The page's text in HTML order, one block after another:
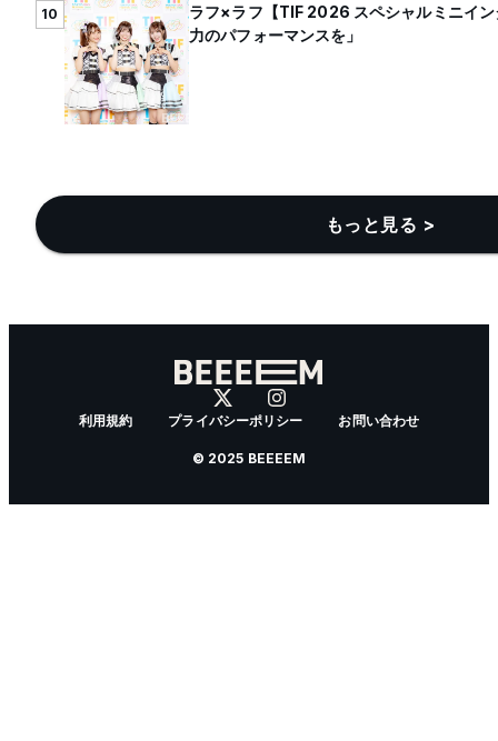
10
ラフ×ラフ【TIF 2026 スペシャルミニイ
力のパフォーマンスを」
もっと見る >
利用規約 プライバシーポリシー お問い合わせ
© 2025 BEEEEM